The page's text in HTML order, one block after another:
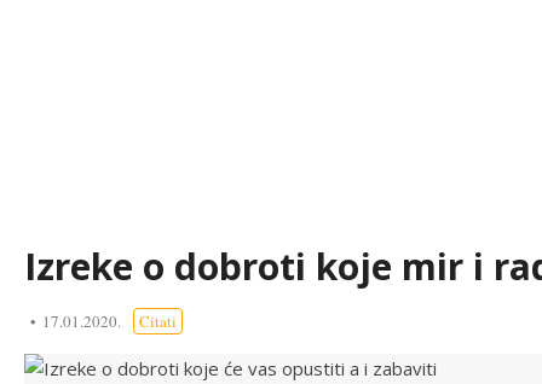
Izreke o dobroti koje mir i
17.01.2020. Citati